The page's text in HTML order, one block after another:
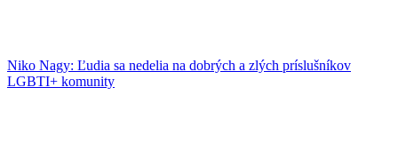
Niko Nagy: Ľudia sa nedelia na dobrých a zlých príslušníkov
LGBTI+ komunity